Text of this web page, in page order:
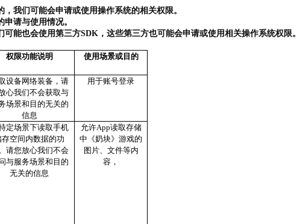
我们可能会申请或使用操作系统的相关权限。
请与使用情况。
能也会使用第三方SDK，这些第三方也可能会申请或使用相关操作系统权限。
权限功能说明 使用场景或目的
设备网络装备，请
心我们不会获取与
场景和目的无关的
信息
用于账号登录
定场景下读取手机
存空间内数据的功
请您放心我们不会
与服务场景和目的
无关的信息
允许App读取存储
中 《奶块》游戏的
图片、文件等内
容，